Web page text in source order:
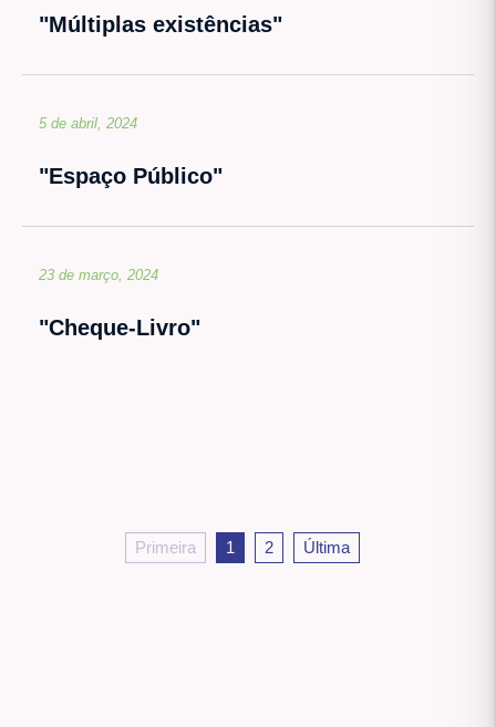
"Múltiplas existências"
5 de abril, 2024
"Espaço Público"
23 de março, 2024
"Cheque-Livro"
Primeira 1 2 Última